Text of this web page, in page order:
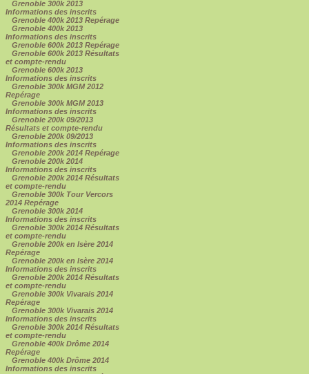
Grenoble 300k 2013
Informations des inscrits
Grenoble 400k 2013 Repérage
Grenoble 400k 2013
Informations des inscrits
Grenoble 600k 2013 Repérage
Grenoble 600k 2013 Résultats
et compte-rendu
Grenoble 600k 2013
Informations des inscrits
Grenoble 300k MGM 2012
Repérage
Grenoble 300k MGM 2013
Informations des inscrits
Grenoble 200k 09/2013
Résultats et compte-rendu
Grenoble 200k 09/2013
Informations des inscrits
Grenoble 200k 2014 Repérage
Grenoble 200k 2014
Informations des inscrits
Grenoble 200k 2014 Résultats
et compte-rendu
Grenoble 300k Tour Vercors
2014 Repérage
Grenoble 300k 2014
Informations des inscrits
Grenoble 300k 2014 Résultats
et compte-rendu
Grenoble 200k en Isère 2014
Repérage
Grenoble 200k en Isère 2014
Informations des inscrits
Grenoble 200k 2014 Résultats
et compte-rendu
Grenoble 300k Vivarais 2014
Repérage
Grenoble 300k Vivarais 2014
Informations des inscrits
Grenoble 300k 2014 Résultats
et compte-rendu
Grenoble 400k Drôme 2014
Repérage
Grenoble 400k Drôme 2014
Informations des inscrits